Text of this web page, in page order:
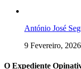
António José
9 Fevereiro, 2026
O Expediente